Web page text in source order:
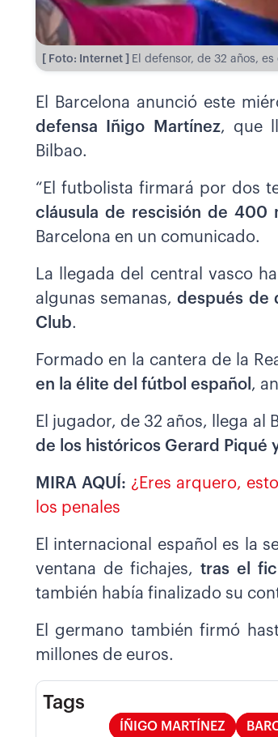
[ Foto: Internet ] El defensor, de 32 años,
El Barcelona anunció este
defensa Iñigo Martínez, que
Bilbao.
“El futbolista firmará por dos
cláusula de rescisión de 400
Barcelona en un comunicado.
La llegada del central vasco
algunas semanas,después de
Club.
Formado en la cantera de la
en la élite del fútbol español ,
El jugador, de 32 años, llega al
de los históricos Gerard Piqué
MIRA AQUÍ: ¿Eres arquero,
los penales
El internacional español es la
ventana de fichajes, tras el
también había finalizado su
El germano también firmó
millones de euros.
Tags
ÍÑIGO MARTÍNEZ